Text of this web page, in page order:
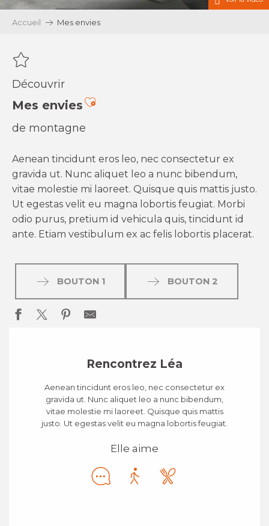
Accueil Mes envies
Découvrir
Mes enviesAjouter aux favoris
de montagne
Aenean tincidunt eros leo, nec consectetur ex
gravida ut. Nunc aliquet leo a nunc bibendum,
vitae molestie mi laoreet. Quisque quis mattis justo.
Ut egestas velit eu magna lobortis feugiat. Morbi
odio purus, pretium id vehicula quis, tincidunt id
ante. Etiam vestibulum ex ac felis lobortis placerat.
BOUTON 1 BOUTON 2
Rencontrez Léa
Aenean tincidunt eros leo, nec consectetur ex
gravida ut. Nunc aliquet leo a nunc bibendum,
vitae molestie mi laoreet. Quisque quis mattis
justo. Ut egestas velit eu magna lobortis feugiat.
Elle aime